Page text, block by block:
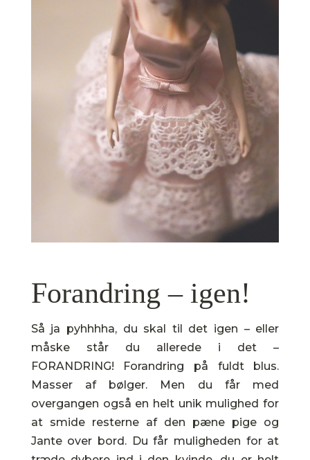
Forandring – igen!
Så ja pyhhhha, du skal til det igen – eller
måske står du allerede i det –
FORANDRING! Forandring på fuldt blus.
Masser af bølger. Men du får med
overgangen også en helt unik mulighed for
at smide resterne af den pæne pige og
Jante over bord. Du får muligheden for at